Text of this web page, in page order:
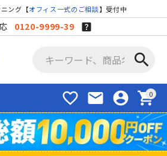
ング【オフィス一式のご相談】受付中
0120-9999-39
search
favorite_border mail account_circle shopping_cart